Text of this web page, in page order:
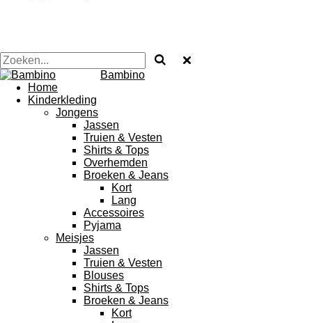
Bambino
Home
Kinderkleding
Jongens
Jassen
Truien & Vesten
Shirts & Tops
Overhemden
Broeken & Jeans
Kort
Lang
Accessoires
Pyjama
Meisjes
Jassen
Truien & Vesten
Blouses
Shirts & Tops
Broeken & Jeans
Kort